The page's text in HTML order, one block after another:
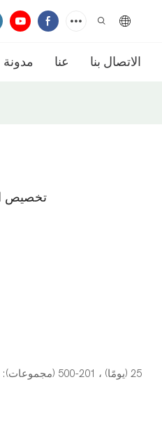
مدونة عنا الاتصال بنا
تخصيص